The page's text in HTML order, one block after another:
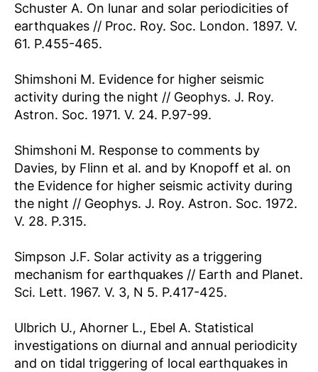
Schuster A. On lunar and solar periodicities of
earthquakes // Proc. Roy. Soc. London. 1897. V.
61. P.455-465.
Shimshoni M. Evidence for higher seismic
activity during the night // Geophys. J. Roy.
Astron. Soc. 1971. V. 24. P.97-99.
Shimshoni M. Response to comments by
Davies, by Flinn et al. and by Knopoff et al. on
the Evidence for higher seismic activity during
the night // Geophys. J. Roy. Astron. Soc. 1972.
V. 28. P.315.
Simpson J.F. Solar activity as a triggering
mechanism for earthquakes // Earth and Planet.
Sci. Lett. 1967. V. 3, N 5. P.417-425.
Ulbrich U., Ahorner L., Ebel A. Statistical
investigations on diurnal and annual periodicity
and on tidal triggering of local earthquakes in